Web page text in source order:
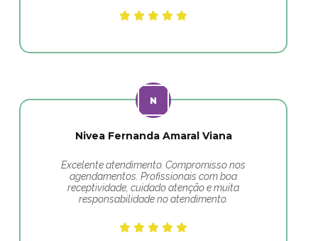
Nivea Fernanda Amaral Viana
Excelente atendimento. Compromisso nos
agendamentos. Profissionais com boa
receptividade, cuidado atenção e muita
responsabilidade no atendimento.